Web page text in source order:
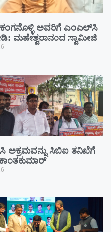
ಅವರಿಗೆ ಎಂಎಲ್‌ಸಿ
ಮಹೇಶ್ವರಾನಂದ ಸ್ವಾಮೀಜಿ
ಅಕ್ರಮವನ್ನು ಸಿಬಿಐ ತನಿಖೆಗೆ